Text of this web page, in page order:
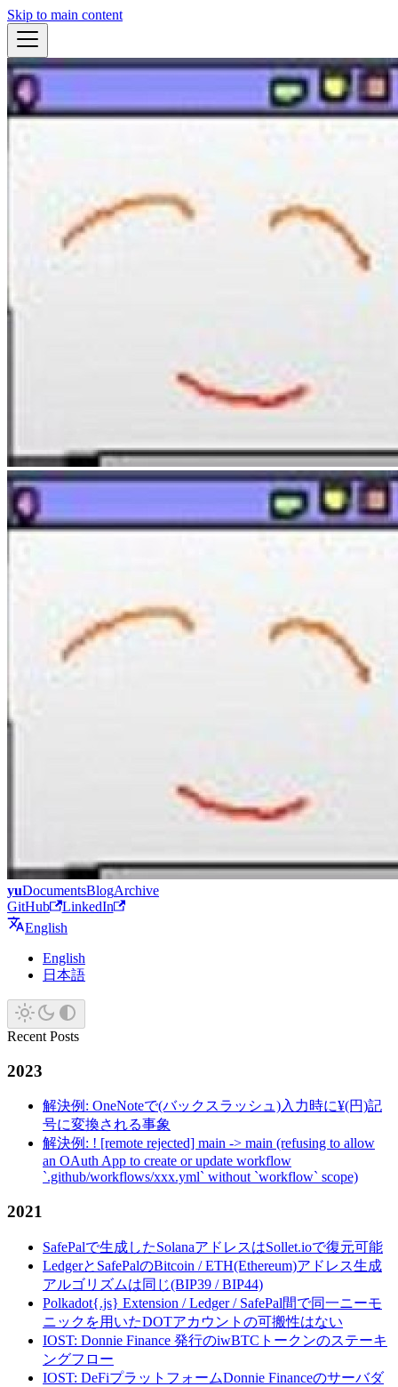
Skip to main content
yuDocumentsBlogArchive
GitHub
LinkedIn
English
English
日本語
Recent Posts
2023
解決例: OneNoteで(バックスラッシュ)入力時に¥(円)記
号に変換される事象
解決例: ! [remote rejected] main -> main (refusing to allow
an OAuth App to create or update workflow
`.github/workflows/xxx.yml` without `workflow` scope)
2021
SafePalで生成したSolanaアドレスはSollet.ioで復元可能
LedgerとSafePalのBitcoin / ETH(Ethereum)アドレス生成
アルゴリズムは同じ(BIP39 / BIP44)
Polkadot{.js} Extension / Ledger / SafePal間で同一ニーモ
ニックを用いたDOTアカウントの可搬性はない
IOST: Donnie Finance 発行のiwBTCトークンのステーキ
ングフロー
IOST: DeFiプラットフォームDonnie Financeのサーバダ